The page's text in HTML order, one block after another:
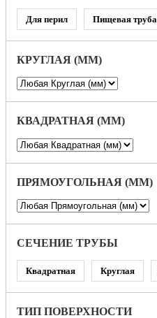
Для перил Пищевая труба
КРУГЛАЯ (ММ)
КВАДРАТНАЯ (ММ)
ПРЯМОУГОЛЬНАЯ (ММ)
СЕЧЕНИЕ ТРУБЫ
Квадратная Круглая
ТИП ПОВЕРХНОСТИ